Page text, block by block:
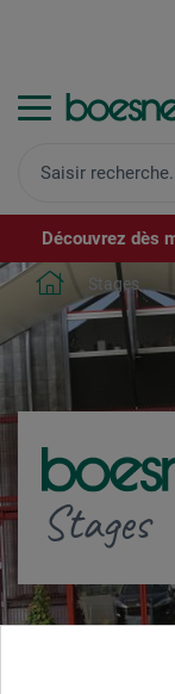
Découvrez dès
Stages
Stages